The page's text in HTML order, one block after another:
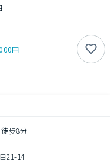
円
歩8分
21-14